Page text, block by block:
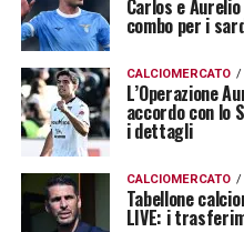
Carlos e
combo per i
CALCIOMERCATO
L’Operazione
accordo con lo
i dettagli
CALCIOMERCATO
Tabellone
LIVE: i